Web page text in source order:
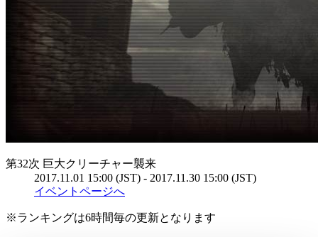
第32次 巨大クリーチャー襲来
2017.11.01 15:00 (JST) - 2017.11.30 15:00 (JST)
イベントページへ
※ランキングは6時間毎の更新となります